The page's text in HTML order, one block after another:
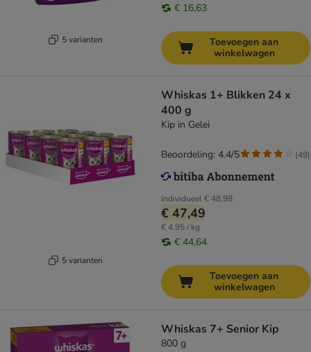
5 varianten
€ 16,63
Toevoegen aan
winkelwagen
5 varianten
Whiskas 1+ Blikken 24 x
400 g
Kip in Gelei
individueel€ 48,98
€ 47,49
€ 4,95 / kg
€ 44,64
Beoordeling: 4.4/5 (49)
Toevoegen aan
winkelwagen
Whiskas 7+ Senior Kip
800 g